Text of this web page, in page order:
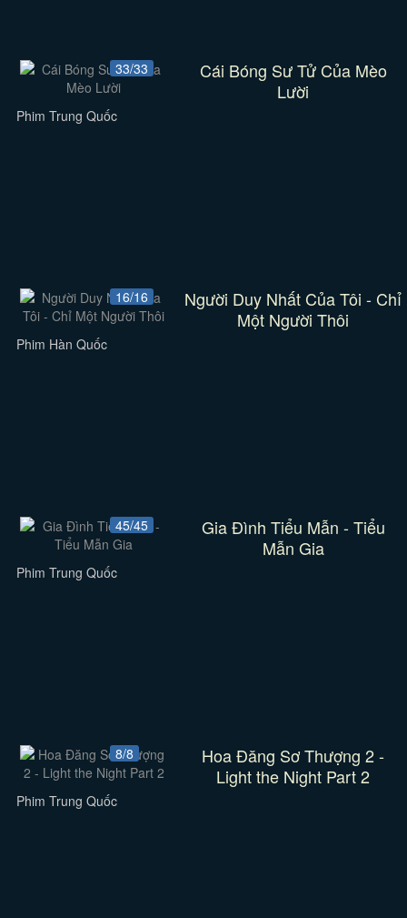
33/33
Cái Bóng Sư Tử Của Mèo
Lười
Phim Trung Quốc
16/16
Người Duy Nhất Của Tôi - Chỉ
Một Người Thôi
Phim Hàn Quốc
45/45
Gia Đình Tiểu Mẫn - Tiểu
Mẫn Gia
Phim Trung Quốc
8/8
Hoa Đăng Sơ Thượng 2 -
Light the Night Part 2
Phim Trung Quốc